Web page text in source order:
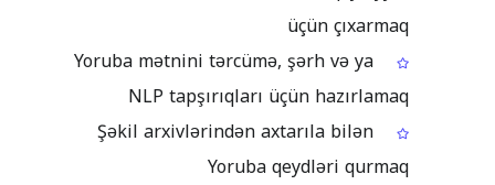
üçün çıxarmaq
Yoruba mətnini tərcümə, şərh və ya
NLP tapşırıqları üçün hazırlamaq
Şəkil arxivlərindən axtarıla bilən
Yoruba qeydləri qurmaq